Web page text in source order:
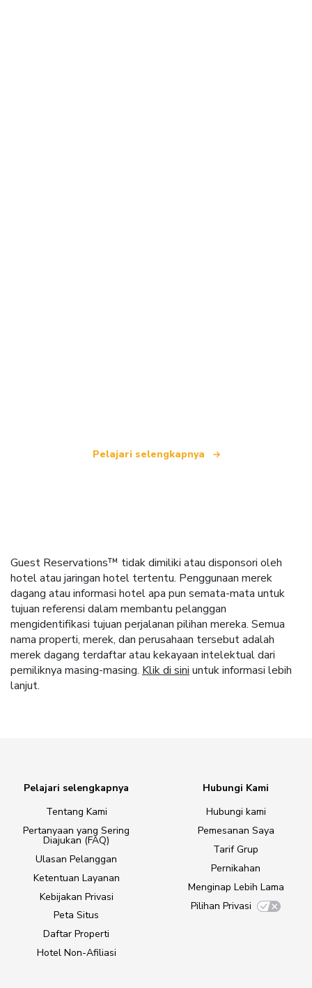
Pelajari selengkapnya
Guest Reservations™ tidak dimiliki atau disponsori oleh
hotel atau jaringan hotel tertentu. Penggunaan merek
dagang atau informasi hotel apa pun semata-mata untuk
tujuan referensi dalam membantu pelanggan
mengidentifikasi tujuan perjalanan pilihan mereka. Semua
nama properti, merek, dan perusahaan tersebut adalah
merek dagang terdaftar atau kekayaan intelektual dari
pemiliknya masing-masing. Klik di sini untuk informasi lebih
lanjut.
Pelajari selengkapnya
Tentang Kami
Pertanyaan yang Sering
Diajukan (FAQ)
Ulasan Pelanggan
Ketentuan Layanan
Kebijakan Privasi
Peta Situs
Daftar Properti
Hotel Non-Afiliasi
Hubungi Kami
Hubungi kami
Pemesanan Saya
Tarif Grup
Pernikahan
Menginap Lebih Lama
Pilihan Privasi